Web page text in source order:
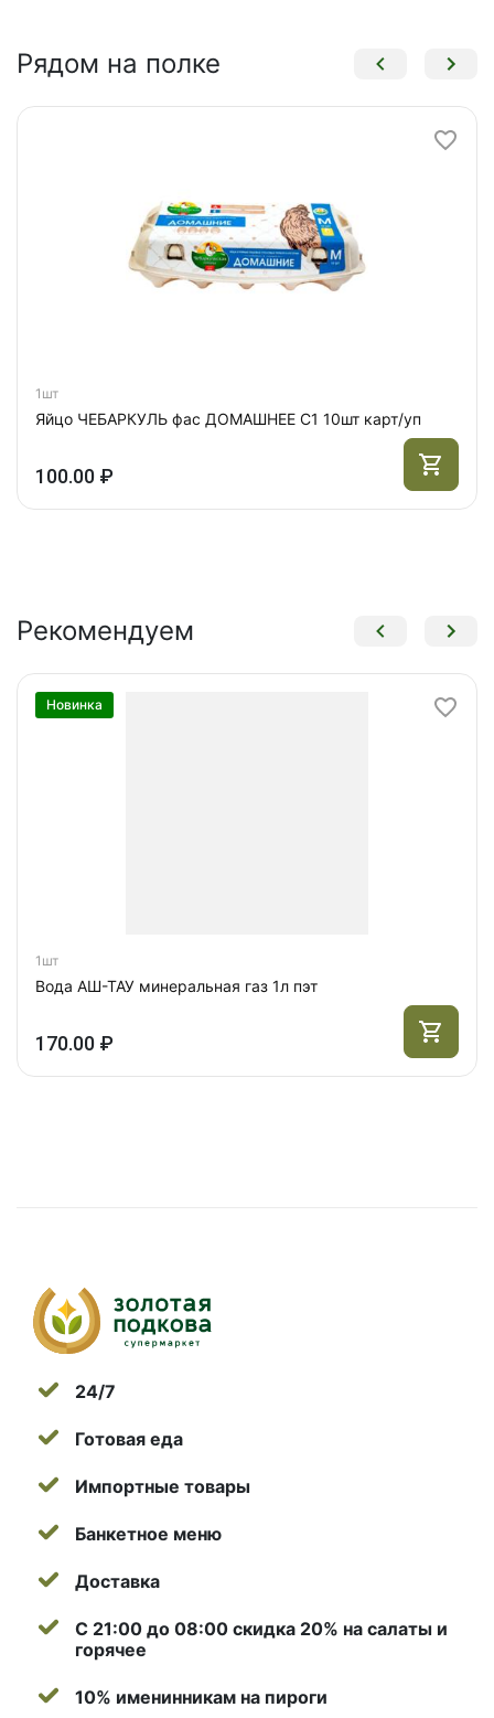
Рядом на полке
1шт
Яйцо ЧЕБАРКУЛЬ фас ДОМАШНЕЕ С1 10шт карт/уп
100.00 ₽
Рекомендуем
Новинка
1шт
Вода АШ-ТАУ минеральная газ 1л пэт
170.00 ₽
24/7
Готовая еда
Импортные товары
Банкетное меню
Доставка
С 21:00 до 08:00 скидка 20% на салаты и
горячее
10% именинникам на пироги